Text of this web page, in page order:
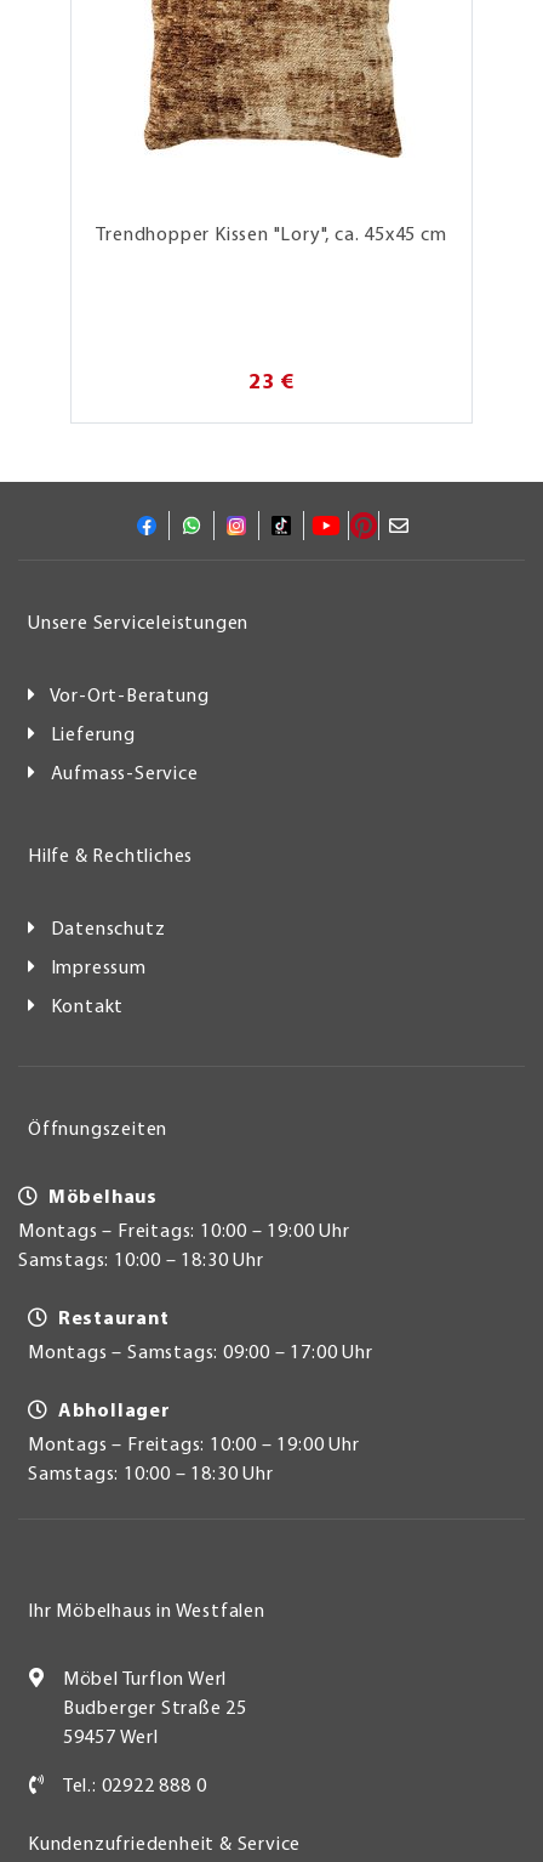
Trendhopper Kissen "Lory", ca. 45x45 cm
23 €
Unsere Serviceleistungen
Vor-Ort-Beratung
Lieferung
Aufmass-Service
Hilfe & Rechtliches
Datenschutz
Impressum
Kontakt
Öffnungszeiten
Möbelhaus
Montags – Freitags: 10:00 – 19:00 Uhr
Samstags: 10:00 – 18:30 Uhr
Restaurant
Montags – Samstags: 09:00 – 17:00 Uhr
Abhollager
Montags – Freitags: 10:00 – 19:00 Uhr
Samstags: 10:00 – 18:30 Uhr
Ihr Möbelhaus in Westfalen
Möbel Turflon Werl
Budberger Straße 25
59457 Werl
Tel.: 02922 888 0
Kundenzufriedenheit & Service